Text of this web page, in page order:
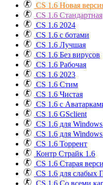
CS 1.6 Новая
CS 1.6 Стандартная
CS 1.6 2024
CS 1.6 с ботами
CS 1.6 Лучшая
CS 1.6 Без вирусов
CS 1.6 Рабочая
CS 1.6 2023
CS 1.6 Стим
CS 1.6 Чистая
CS 1.6 с
CS 1.6 GSclient
CS 1.6 для Windows
CS 1.6 для
CS 1.6 Торрент
Контр Страйк 1.6
CS 1.6 Старая
CS 1.6 для слабых
CS 1.6 Со всеми